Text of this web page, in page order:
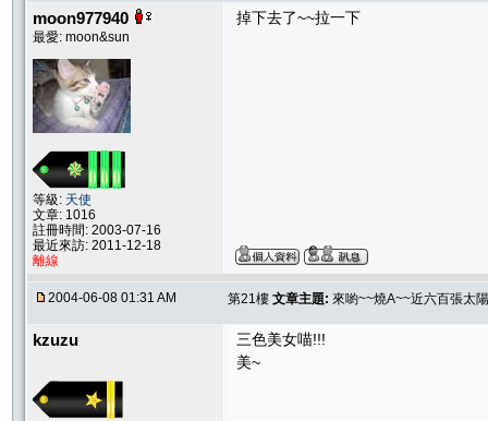
moon977940
最愛: moon&sun
等級: 天使
文章: 1016
註冊時間: 2003-07-16
最近來訪: 2011-12-18
離線
掉下去了~~拉一下
2004-06-08 01:31 AM 第21樓 文章主題: 來喲~~燒A~~近六百張太
kzuzu
三色美女喵!!!
美~